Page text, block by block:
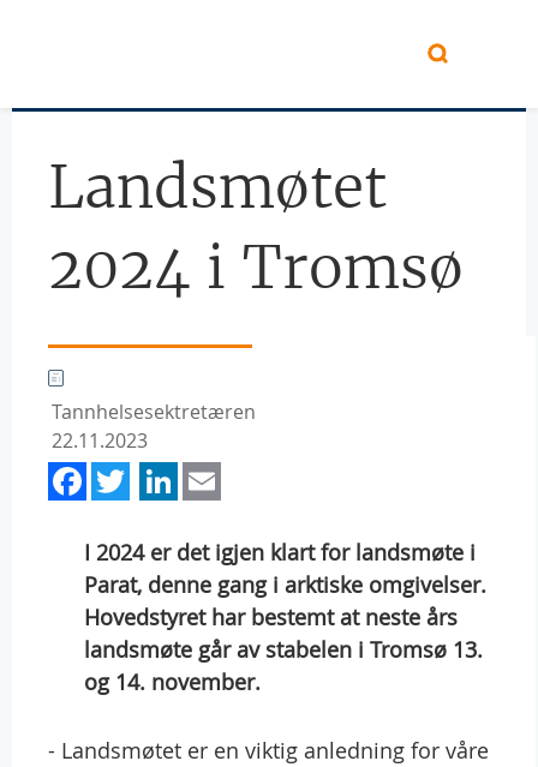
Landsmøtet
2024 i Tromsø
Tannhelsesektretæren
22.11.2023
Facebook
TwitterLinkedIn
I 2024 er det igjen klart for landsmøte i
Parat, denne gang i arktiske omgivelser.
Hovedstyret har bestemt at neste års
landsmøte går av stabelen i Tromsø 13.
og 14. november.
- Landsmøtet er en viktig anledning for våre